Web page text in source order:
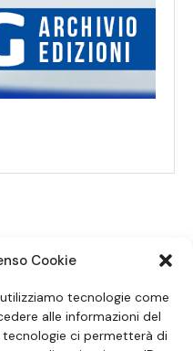
Cookie
tecnologie come
alle informazioni del
ci permetterà di